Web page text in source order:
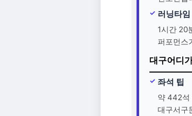
러닝타임
1시간 20
퍼포먼스
대구어디
좌석 팁
약 442석
대구서구